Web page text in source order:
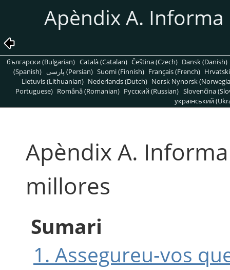
Apèndix A.
български (Bulgarian) Català (Catalan) Čeština (Czech) Dansk (Danish)
(Spanish)
پارسی (Persian) Suomi (Finnish) Français (French)
Lietuvis (Lithuanian) Nederlands (Dutch) Norsk Nynorsk
Portuguese) Română (Romanian) Pусский (Russian) Slovenčina
український
Apèndix A.
millores
Sumari
1. Assegureu-vos